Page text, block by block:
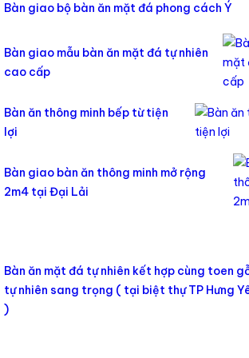
Bàn giao bộ bàn ăn mặt đá phong cách Ý
Bàn giao mẫu bàn ăn mặt đá tự nhiên
cao cấp
Bàn ăn thông minh bếp từ tiện
lợi
Bàn giao bàn ăn thông minh mở rộng
2m4 tại Đại Lải
Bàn ăn mặt đá tự nhiên kết hợp cùng toen
tự nhiên sang trọng ( tại biệt thự TP Hưng
)